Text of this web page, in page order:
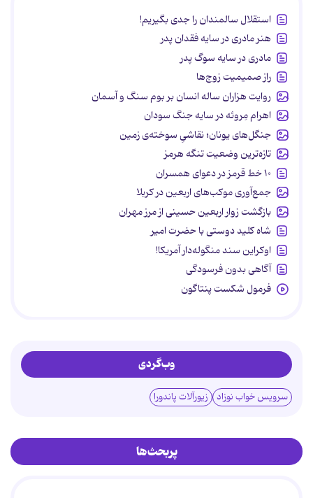
استقلال سالمندان را جدی بگیریم!
هنر مادری در سایه‌ فقدان پدر
مادری در سایه سوگ پدر
راز صمیمیت زوج‌ها
روایت هزاران ساله انسان بر بوم سنگ و آسمان
اهرام مِروئه در سایه جنگ سودان
جنگل‌های یونان؛ نقاشیِ سوخته‌ی زمین
تازه‌ترین وضعیت تنگه هرمز
۱۰ خط قرمز در دعوای همسران
جمع‌آوری موکب‌های اربعین در کربلا
بازگشت زوار اربعین حسینی از مرز مهران
شاه کلید دوستی با حضرت امیر
اوکراین سند منگوله‌دار آمریکا!
آگاهی بدون فرسودگی
فرمول شکست پنتاگون
وب‌گردی
سرویس خواب نوزاد زیورآلات پاندورا
پربحث‌ها